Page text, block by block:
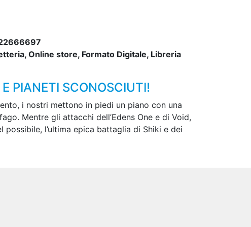
Online store, Formato Digitale, Libreria
PIANETI SCONOSCIUTI!
i nostri mettono in piedi un piano con una
Mentre gli attacchi dell’Edens One e di Void,
l’ultima epica battaglia di Shiki e dei